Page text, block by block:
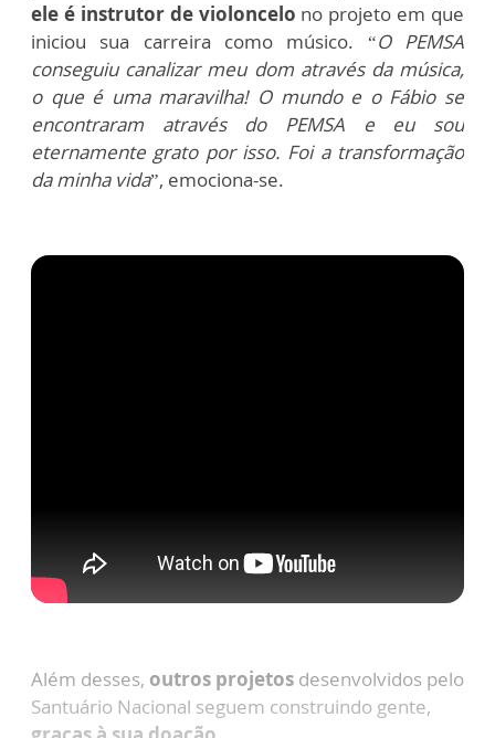
ele é instrutor de violoncelo no projeto em que
iniciou sua carreira como músico. “O PEMSA
conseguiu canalizar meu dom através da música,
o que é uma maravilha! O mundo e o Fábio se
encontraram através do PEMSA e eu sou
eternamente grato por isso. Foi a transformação
da minha vida”, emociona-se.
Além desses, outros projetos desenvolvidos pelo
Santuário Nacional seguem construindo gente,